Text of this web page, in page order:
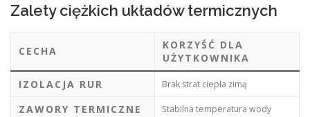
Zalety ciężkich układów termicznych
CECHA
KORZYŚĆ DLA
UŻYTKOWNIKA
IZOLACJA RUR
Brak strat ciepła zimą
ZAWORY TERMICZNE Stabilna temperatura wody